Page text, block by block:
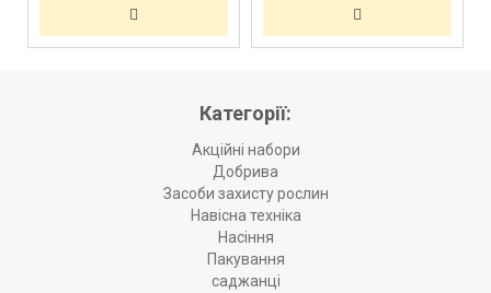
Категорії:
Акційні набори
Добрива
Засоби захисту рослин
Навісна техніка
Насіння
Пакування
саджанці